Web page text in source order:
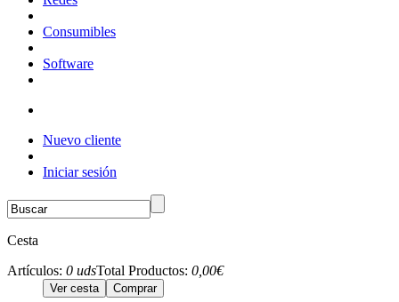
Consumibles
Software
Nuevo cliente
Iniciar sesión
Cesta
Artículos: 0 udsTotal Productos: 0,00€